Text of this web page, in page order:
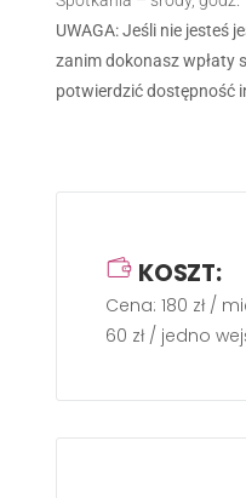
UWAGA: Jeśli nie jesteś
zanim dokonasz wpłaty
potwierdzić dostępność
KOSZT:
Cena: 180 zł /
60 zł / jedno